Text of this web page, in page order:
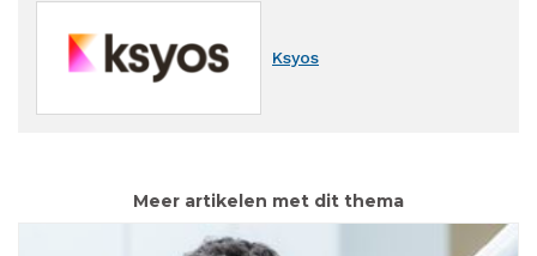
Ksyos
Meer artikelen met dit thema